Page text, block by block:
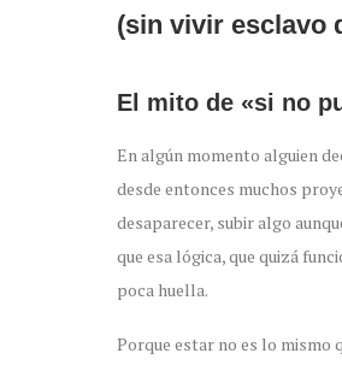
(sin vivir esclavo
El mito de «si no
En algún momento alguien
desde entonces muchos
desaparecer, subir algo
que esa lógica, que quizá
poca huella.
Porque estar no es lo mismo